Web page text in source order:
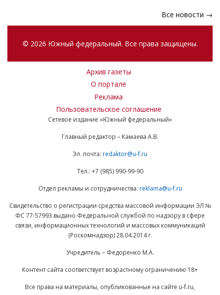
Все новости →
© 2026 Южный федеральный. Все права защищены.
Архив газеты
О портале
Реклама
Пользовательское соглашение
Сетевое издание «Южный федеральный»
Главный редактор – Камаева А.В.
Эл. почта: redaktor@u-f.ru
Тел.: +7 (985) 990-99-90
Отдел рекламы и сотрудничества: reklama@u-f.ru
Свидетельство о регистрации средства массовой информации ЭЛ №
ФС 77-57993 выдано Федеральной службой по надзору в сфере
связи, информационных технологий и массовых коммуникаций
(Роскомнадзор) 28.04.2014 г.
Учредитель – Федоренко М.А.
Контент сайта соответствует возрастному ограничению 18+
Все права на материалы, опубликованные на сайте u-f.ru,